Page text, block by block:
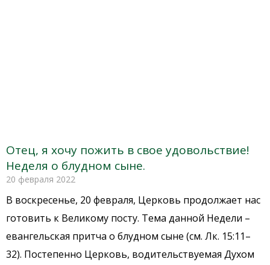
Отец, я хочу пожить в свое удовольствие!
Неделя о блудном сыне.
20 февраля 2022
В воскресенье, 20 февраля, Церковь продолжает нас
готовить к Великому посту. Тема данной Недели –
евангельская притча о блудном сыне (см. Лк. 15:11–
32). Постепенно Церковь, водительствуемая Духом